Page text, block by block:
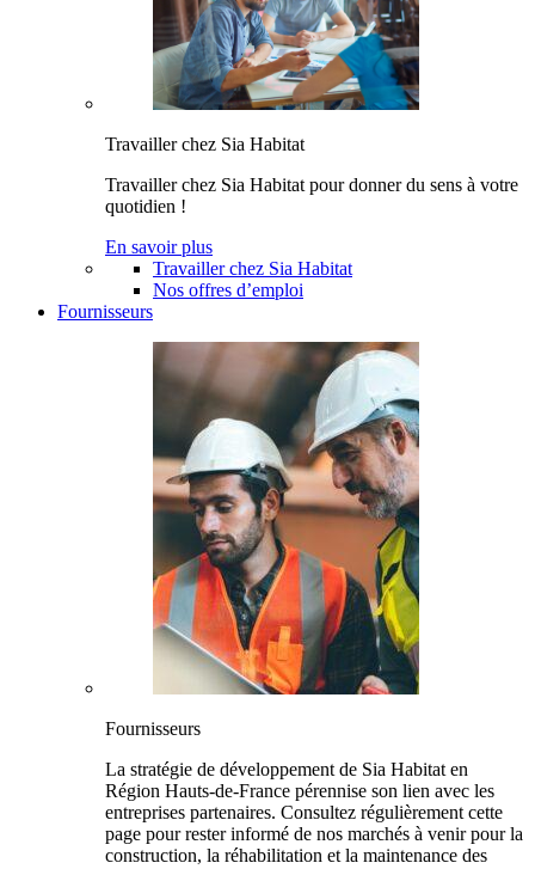
Travailler chez Sia Habitat
Travailler chez Sia Habitat pour donner du sens à votre
quotidien !
En savoir plus
Travailler chez Sia Habitat
Nos offres d’emploi
Fournisseurs
Fournisseurs
La stratégie de développement de Sia Habitat en
Région Hauts-de-France pérennise son lien avec les
entreprises partenaires. Consultez régulièrement cette
page pour rester informé de nos marchés à venir pour la
construction, la réhabilitation et la maintenance des